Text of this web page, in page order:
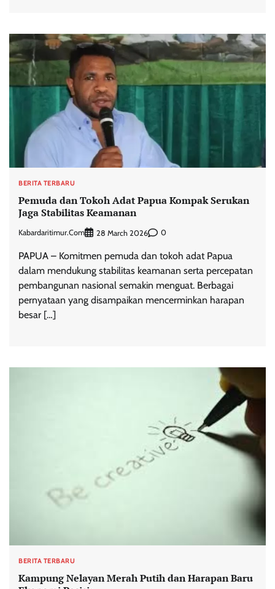
BERITA TERBARU
Pemuda dan Tokoh Adat Papua Kompak Serukan
Jaga Stabilitas Keamanan
Kabardaritimur.com 28 March 2026 0
PAPUA – Komitmen pemuda dan tokoh adat Papua
dalam mendukung stabilitas keamanan serta percepatan
pembangunan nasional semakin menguat. Berbagai
pernyataan yang disampaikan mencerminkan harapan
besar […]
BERITA TERBARU
Kampung Nelayan Merah Putih dan Harapan Baru